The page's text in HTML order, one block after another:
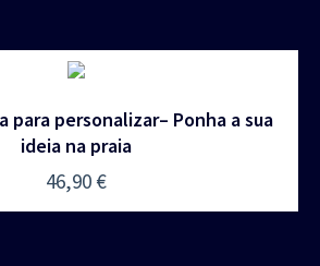
para personalizar– Ponha a sua
ideia na praia
46,90 €